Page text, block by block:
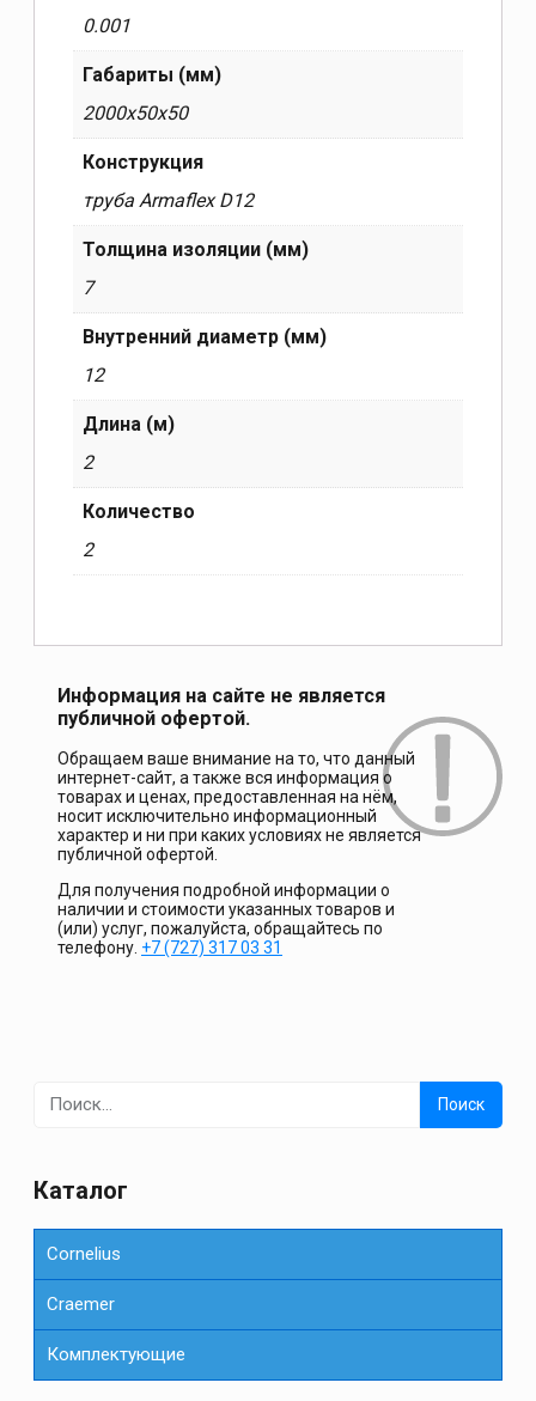
0.001
Габариты (мм)
2000x50x50
Конструкция
труба Armaflex D12
Толщина изоляции (мм)
7
Внутренний диаметр (мм)
12
Длина (м)
2
Количество
2
Информация на сайте не является
публичной офертой.
Обращаем ваше внимание на то, что данный
интернет-сайт, а также вся информация о
товарах и ценах, предоставленная на нём,
носит исключительно информационный
характер и ни при каких условиях не является
публичной офертой.
Для получения подробной информации о
наличии и стоимости указанных товаров и
(или) услуг, пожалуйста, обращайтесь по
телефону. +7 (727) 317 03 31
Найти:
Каталог
Cornelius
Сraemer
Комплектующие